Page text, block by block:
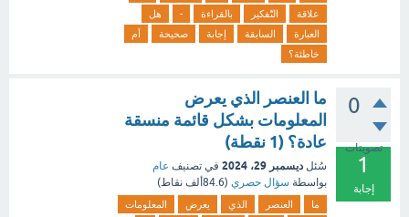
علاقة
التّفكير بالقراءة -
هل
العبارة
السابقة إجابة صحيحة
أم
خاطئة؟
0
تصويتات
1
إجابة
ما العنصر الذي يعرض
المعلومات بشكل قائمة منسقة
عادة؟ (1 نقطة)
سُئل ديسمبر 29، 2024 في تصنيف عام
بواسطة سؤال حصري (84.6ألف نقاط)
ما العنصر الذي يعرض
المعلومات